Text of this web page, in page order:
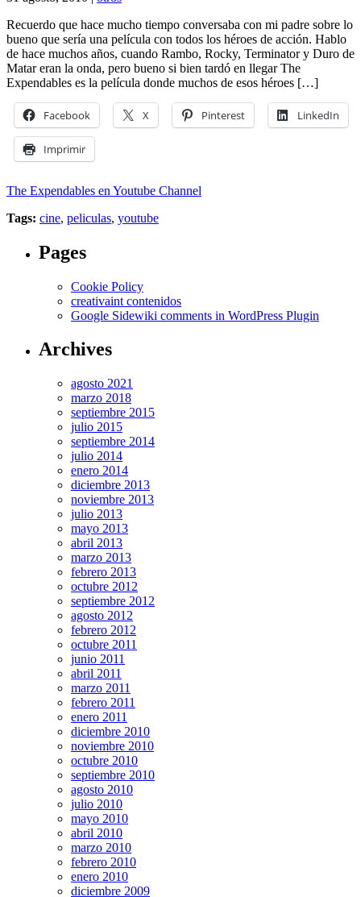
Recuerdo que hace mucho tiempo conversaba con mi padre sobre lo
bueno que sería una película con todos los héroes de acción. Hablo
de hace muchos años, cuando Rambo, Rocky, Terminator y Duro de
Matar eran la onda, pero bueno si bien tardó en llegar The
Expendables es la película donde muchos de esos héroes […]
Facebook X Pinterest LinkedIn
Imprimir
The Expendables en Youtube Channel
Tags: cine, peliculas, youtube
Pages
Cookie Policy
creativaint contenidos
Google Sidewiki comments in WordPress Plugin
Archives
agosto 2021
marzo 2018
septiembre 2015
julio 2015
septiembre 2014
julio 2014
enero 2014
diciembre 2013
noviembre 2013
julio 2013
mayo 2013
abril 2013
marzo 2013
febrero 2013
octubre 2012
septiembre 2012
agosto 2012
febrero 2012
octubre 2011
junio 2011
abril 2011
marzo 2011
febrero 2011
enero 2011
diciembre 2010
noviembre 2010
octubre 2010
septiembre 2010
agosto 2010
julio 2010
mayo 2010
abril 2010
marzo 2010
febrero 2010
enero 2010
diciembre 2009